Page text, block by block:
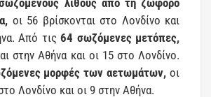
λίθους από τη ζωφόρο
οι 56 βρίσκονται στο Λονδίνο και
Από τις 64 σωζόμενες μετόπες,
στην Αθήνα και οι 15 στο Λονδίνο.
μορφές των αετωμάτων, οι
Λονδίνο και οι 9 στην Αθήνα.